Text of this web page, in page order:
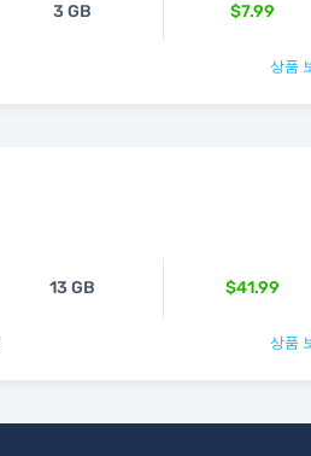
3 GB $7.99
상품
13 GB $41.99
상품